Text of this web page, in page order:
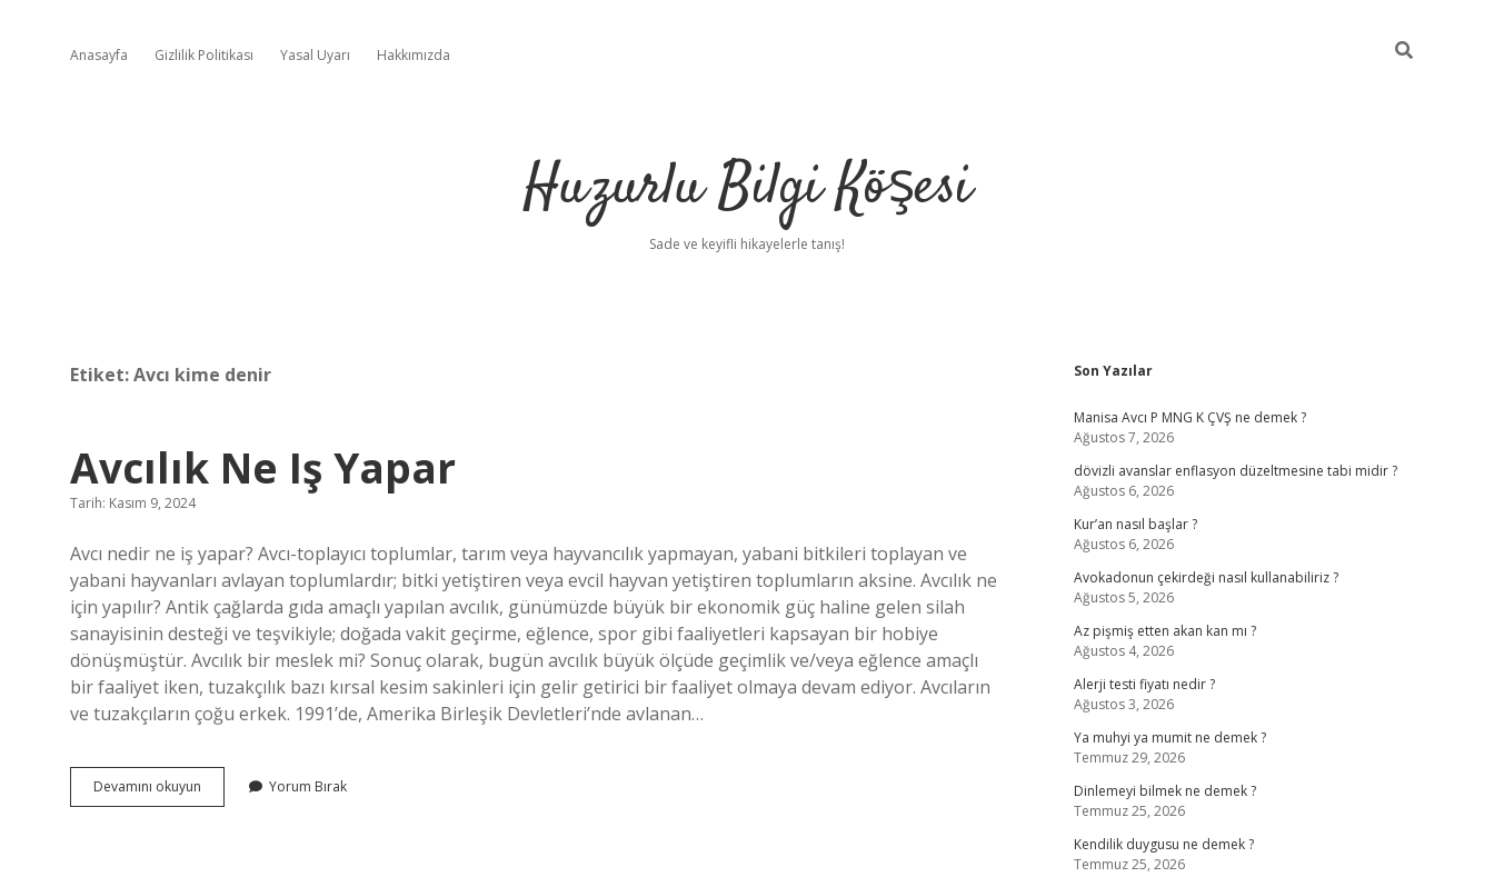
Anasayfa Gizlilik Politikası Yasal Uyarı Hakkımızda
Huzurlu Bilgi Köşesi
Sade ve keyifli hikayelerle tanış!
Etiket:Avcı kime denir
Avcılık Ne Iş Yapar
Tarih: Kasım 9, 2024
Avcı nedir ne iş yapar? Avcı-toplayıcı toplumlar, tarım veya hayvancılık yapmayan, yabani bitkileri toplayan ve
yabani hayvanları avlayan toplumlardır; bitki yetiştiren veya evcil hayvan yetiştiren toplumların aksine. Avcılık ne
için yapılır? Antik çağlarda gıda amaçlı yapılan avcılık, günümüzde büyük bir ekonomik güç haline gelen silah
sanayisinin desteği ve teşvikiyle; doğada vakit geçirme, eğlence, spor gibi faaliyetleri kapsayan bir hobiye
dönüşmüştür. Avcılık bir meslek mi? Sonuç olarak, bugün avcılık büyük ölçüde geçimlik ve/veya eğlence amaçlı
bir faaliyet iken, tuzakçılık bazı kırsal kesim sakinleri için gelir getirici bir faaliyet olmaya devam ediyor. Avcıların
ve tuzakçıların çoğu erkek. 1991’de, Amerika Birleşik Devletleri’nde avlanan…
Devamını okuyun
Ne
Yorum Bırak
Sidebar
Son Yazılar
Manisa Avcı P MNG K ÇVŞ ne demek ?
Ağustos 7, 2026
dövizli avanslar enflasyon düzeltmesine tabi midir ?
Ağustos 6, 2026
Kur’an nasıl başlar ?
Ağustos 6, 2026
Avokadonun çekirdeği nasıl kullanabiliriz ?
Ağustos 5, 2026
Az pişmiş etten akan kan mı ?
Ağustos 4, 2026
Alerji testi fiyatı nedir ?
Ağustos 3, 2026
Ya muhyi ya mumit ne demek ?
Temmuz 29, 2026
Dinlemeyi bilmek ne demek ?
Temmuz 25, 2026
Kendilik duygusu ne demek ?
Temmuz 25, 2026